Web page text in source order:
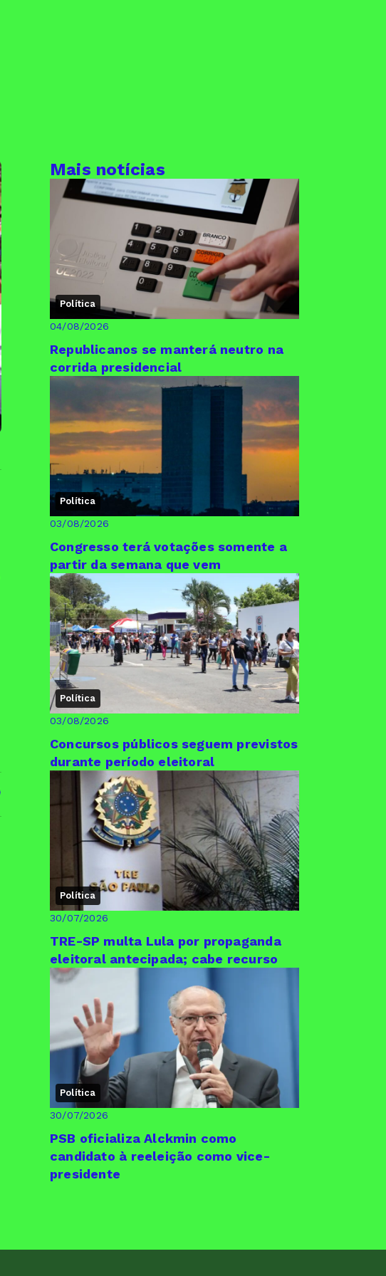
Mais notícias
Política
04/08/2026
Republicanos se manterá neutro na
corrida presidencial
Política
03/08/2026
Congresso terá votações somente a
partir da semana que vem
Política
03/08/2026
Concursos públicos seguem previstos
durante período eleitoral
Política
30/07/2026
TRE-SP multa Lula por propaganda
eleitoral antecipada; cabe recurso
Política
30/07/2026
PSB oficializa Alckmin como
candidato à reeleição como vice-
presidente